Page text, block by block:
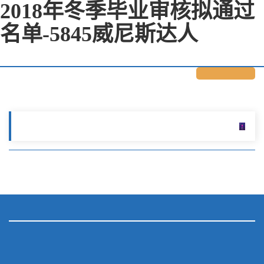
2018年冬季毕业审核拟通过
名单-5845威尼斯达人